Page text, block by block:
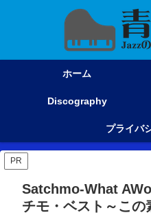
ホーム
Discography
プライバ
PR
Satchmo-What
チモ・ベスト～こ